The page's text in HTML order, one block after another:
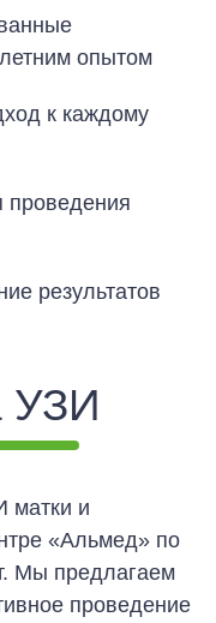
опытом
к каждому
проведения
результатов
УЗИ
матки и
«Альмед» по
Мы предлагаем
проведение